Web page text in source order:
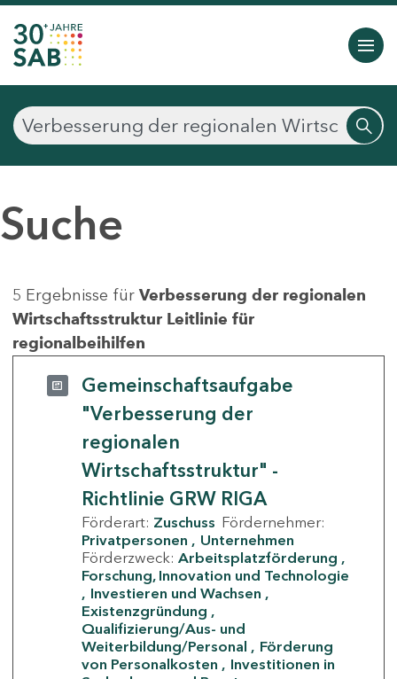
Suche
5 Ergebnisse für Verbesserung der regionalen
Wirtschaftsstruktur Leitlinie für
regionalbeihilfen
Gemeinschaftsaufgabe
"Verbesserung der
regionalen
Wirtschaftsstruktur" -
Richtlinie GRW RIGA
Förderart: Zuschuss Fördernehmer:
Privatpersonen
Unternehmen
Förderzweck: Arbeitsplatzförderung
Forschung, Innovation und Technologie
Investieren und Wachsen
Existenzgründung
Qualifizierung/Aus- und
Weiterbildung/Personal
Förderung
von Personalkosten
Investitionen in